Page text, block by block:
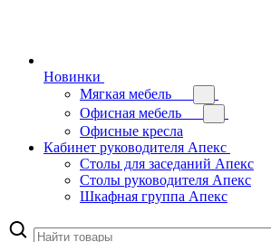
Новинки
Мягкая мебель
Офисная мебель
Офисные кресла
Кабинет руководителя Апекс
Столы для заседаний Апекс
Столы руководителя Апекс
Шкафная группа Апекс